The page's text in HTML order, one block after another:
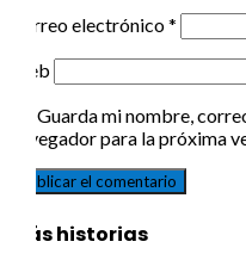
Correo electrónico*
Web
Guarda mi nombre,
navegador para la próxima
Más historias